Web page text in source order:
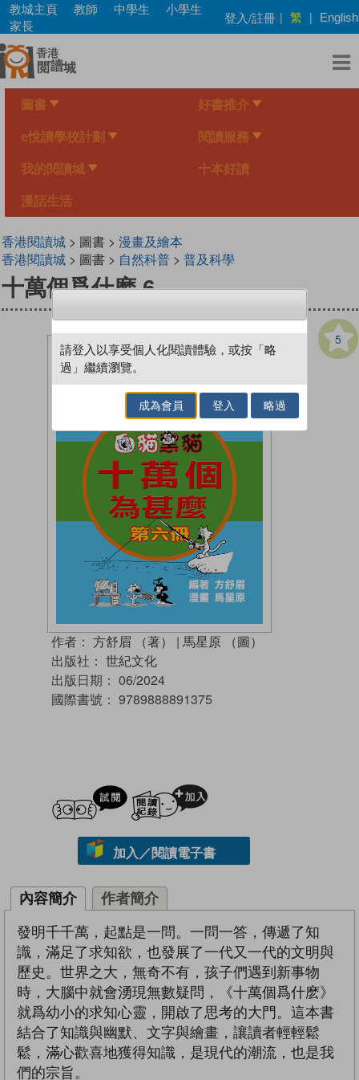
Skip
main
content
教城主頁 教師 中學生
小學生
家長
登入/註冊 | 繁 | English
圖書 好書推介
e悅讀學校計劃 閱讀服務
我的閱讀城 十本好讀
漫話生活
香港閱讀城> 圖書 > 漫畫及繪本
香港閱讀城> 圖書 > 自然科普> 普及科學
十萬個爲什麽 6
5
作者： 方舒眉 （著） | 馬星原 （圖）
出版社： 世紀文化
出版日期： 06/2024
國際書號： 9789888891375
試閲
加入／閱讀電子書
內容簡介 作者簡介
發明千千萬，起點是一問。一問一答，傳遞了知
識，滿足了求知欲，也發展了一代又一代的文明與
歷史。世界之大，無奇不有，孩子們遇到新事物
時，大腦中就會湧現無數疑問，《十萬個爲什麽》
就爲幼小的求知心靈，開啟了思考的大門。這本書
結合了知識與幽默、文字與繪畫，讓讀者輕輕鬆
鬆，滿心歡喜地獲得知識，是現代的潮流，也是我
們的宗旨。
請登入以享受個人化閱讀體驗，或按「略
過」繼續瀏覽。
成為會員 登入 略過